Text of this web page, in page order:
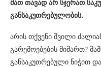
მათ თავად არ სჯერათ
განსაკუთრებულობის.
არის თქვენი შვილი
გარემოებების მიმართ?
განსაკუთრებული ნიჭით